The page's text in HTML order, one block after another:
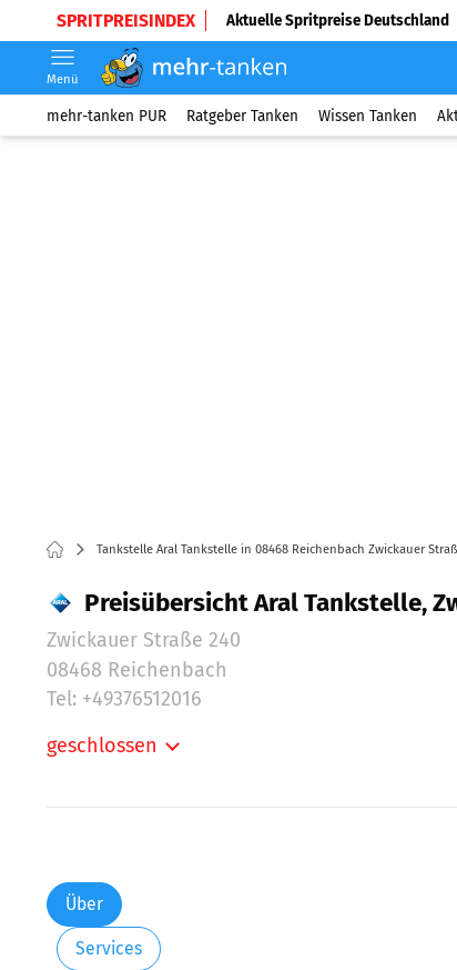
SPRITPREISINDEX Aktuelle Spritpreise Deutschland
Menü
mehr-tanken PUR Ratgeber Tanken Wissen Tanken
Tankstelle Aral Tankstelle in 08468 Reichenbach Zwickauer
Preisübersicht Aral Tankstelle,
Zwickauer Straße 240
08468 Reichenbach
Tel: +49376512016
geschlossen
Freitag:
Samstag:
Sonntag:
Über
Services